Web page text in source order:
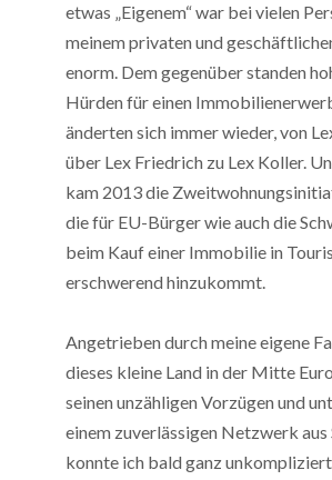
etwas „Eigenem“ war bei vielen
meinem privaten und
enorm. Dem gegenüber standen
Hürden für einen
änderten sich immer wieder, von
über Lex Friedrich zu Lex Koller.
kam 2013 die
die für EU-Bürger wie auch die
beim Kauf einer Immobilie in
erschwerend hinzukommt.
Angetrieben durch meine eigene
dieses kleine Land in der Mitte
seinen unzähligen Vorzügen und
einem zuverlässigen Netzwerk aus
konnte ich bald ganz